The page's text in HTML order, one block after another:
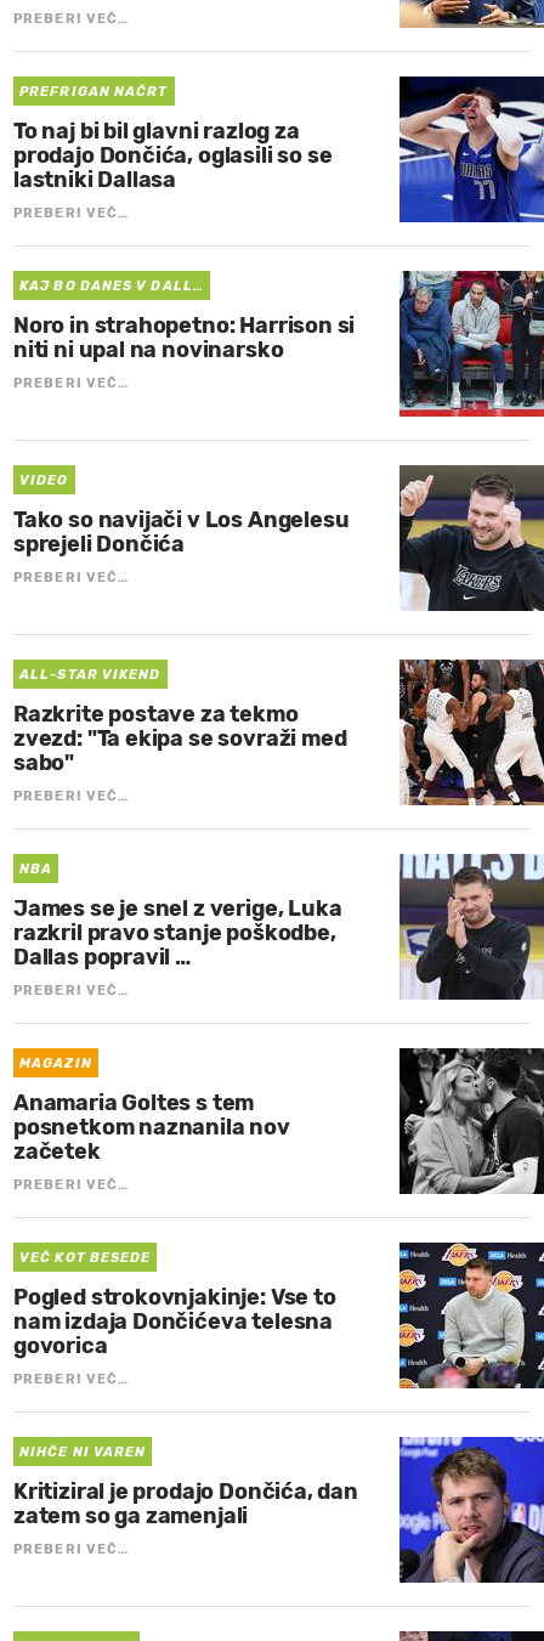
PREBERI VEČ…
PREFRIGAN NAČRT
To naj bi bil glavni razlog za
prodajo Dončića, oglasili so se
lastniki Dallasa
PREBERI VEČ…
KAJ BO DANES V DALL…
Noro in strahopetno: Harrison si
niti ni upal na novinarsko
PREBERI VEČ…
VIDEO
Tako so navijači v Los Angelesu
sprejeli Dončića
PREBERI VEČ…
ALL-STAR VIKEND
Razkrite postave za tekmo
zvezd: "Ta ekipa se sovraži med
sabo"
PREBERI VEČ…
NBA
James se je snel z verige, Luka
razkril pravo stanje poškodbe,
Dallas popravil …
PREBERI VEČ…
MAGAZIN
Anamaria Goltes s tem
posnetkom naznanila nov
začetek
PREBERI VEČ…
VEČ KOT BESEDE
Pogled strokovnjakinje: Vse to
nam izdaja Dončićeva telesna
govorica
PREBERI VEČ…
NIHČE NI VAREN
Kritiziral je prodajo Dončića, dan
zatem so ga zamenjali
PREBERI VEČ…